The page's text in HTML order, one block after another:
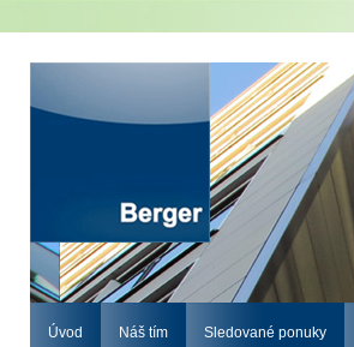
Úvod Náš tím Sledované ponuky